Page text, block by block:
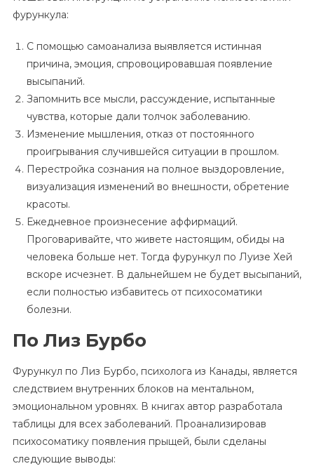
фурункула:
С помощью самоанализа выявляется истинная
причина, эмоция, спровоцировавшая появление
высыпаний.
Запомнить все мысли, рассуждение, испытанные
чувства, которые дали толчок заболеванию.
Изменение мышления, отказ от постоянного
проигрывания случившейся ситуации в прошлом.
Перестройка сознания на полное выздоровление,
визуализация изменений во внешности, обретение
красоты.
Ежедневное произнесение аффирмаций.
Проговаривайте, что живете настоящим, обиды на
человека больше нет. Тогда фурункул по Луизе Хей
вскоре исчезнет. В дальнейшем не будет высыпаний,
если полностью избавитесь от психосоматики
болезни.
По Лиз Бурбо
Фурункул по Лиз Бурбо, психолога из Канады, является
следствием внутренних блоков на ментальном,
эмоциональном уровнях. В книгах автор разработала
таблицы для всех заболеваний. Проанализировав
психосоматику появления прыщей, были сделаны
следующие выводы: